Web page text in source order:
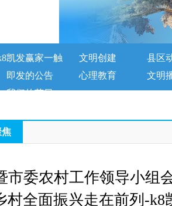
凯发赢家一触
即发的公告
文明创建 县区
心理教育
文明
我们的节日
焦
市委农村工作领导小组
村全面振兴走在前列-k8